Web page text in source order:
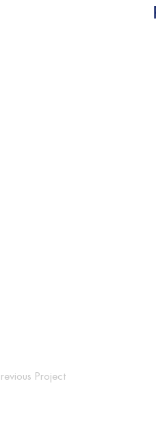
Project